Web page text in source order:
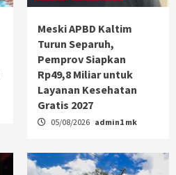
Meski APBD Kaltim
Turun Separuh,
Pemprov Siapkan
Rp49,8 Miliar untuk
Layanan Kesehatan
Gratis 2027
05/08/2026 admin1 mk